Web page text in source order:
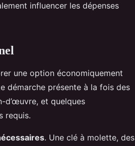
influencer les dépenses
une option économiquement
démarche présente à la fois des
d’œuvre, et quelques
requis.
. Une clé à molette, des